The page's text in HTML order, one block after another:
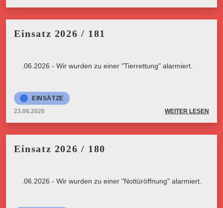
Einsatz 2026 / 181
23.06.2026 - Wir wurden zu einer "Tierrettung" alarmiert.
EINSÄTZE
23.06.2026
WEITER LESEN
Einsatz 2026 / 180
23.06.2026 - Wir wurden zu einer "Nottüröffnung" alarmiert.